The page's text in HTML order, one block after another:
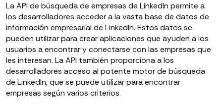
La API de búsqueda de empresas de LinkedIn permite a
los desarrolladores acceder a la vasta base de datos de
información empresarial de LinkedIn. Estos datos se
pueden utilizar para crear aplicaciones que ayuden a los
usuarios a encontrar y conectarse con las empresas que
les interesan. La API también proporciona a los
desarrolladores acceso al potente motor de búsqueda
de LinkedIn, que se puede utilizar para encontrar
empresas según varios criterios.